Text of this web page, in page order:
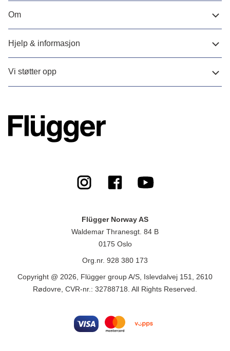
Om
Hjelp & informasjon
Vi støtter opp
Flügger Norway AS
Waldemar Thranesgt. 84 B
0175 Oslo
Org.nr. 928 380 173
Copyright @ 2026, Flügger group A/S, Islevdalvej 151, 2610
Rødovre, CVR-nr.: 32788718. All Rights Reserved.